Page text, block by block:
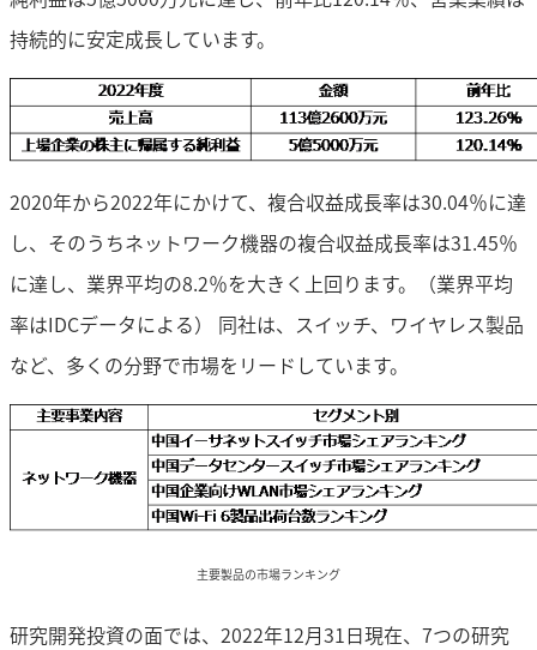
持続的に安定成長しています。
2020年から2022年にかけて、複合収益成長率は30.04％に達
し、そのうちネットワーク機器の複合収益成長率は31.45％
に達し、業界平均の8.2％を大きく上回ります。（業界平均
率はIDCデータによる） 同社は、スイッチ、ワイヤレス製品
など、多くの分野で市場をリードしています。
主要製品の市場ランキング
研究開発投資の面では、2022年12月31日現在、7つの研究